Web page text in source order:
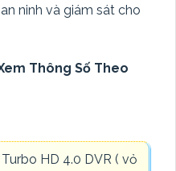
an ninh và giám sát cho
Thông Số Theo
HD 4.0 DVR ( vỏ